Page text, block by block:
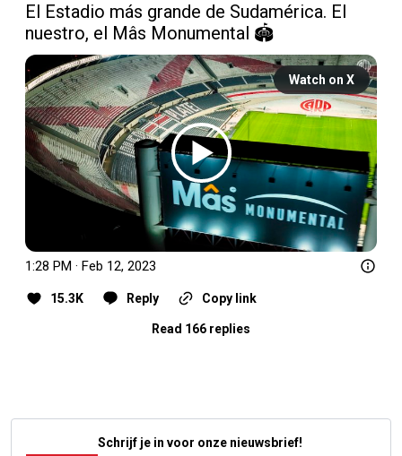
El Estadio más grande de Sudamérica. El
nuestro, el Mâs Monumental 🏟
Watch on X
1:28 PM · Feb 12, 2023
15.3K Reply Copy link
Read 166 replies
Schrijf je in voor onze nieuwsbrief!